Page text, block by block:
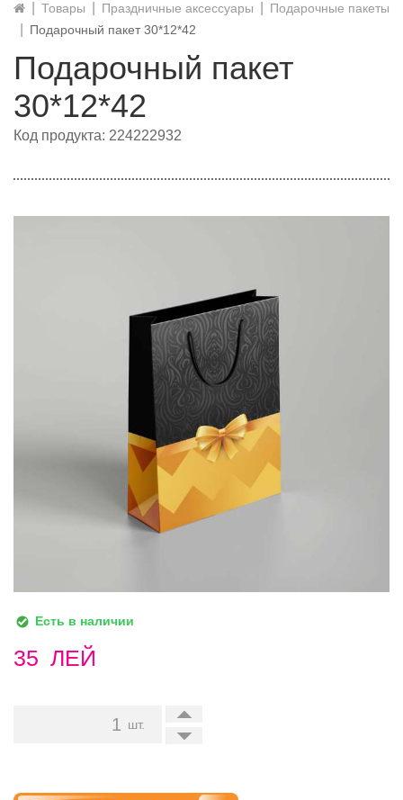
Товары Праздничные аксессуары
Подарочные пакеты
Подарочный пакет 30*12*42
Подарочный пакет
30*12*42
Код продукта: 224222932
Есть в наличии
35 ЛЕЙ
+
-
шт.